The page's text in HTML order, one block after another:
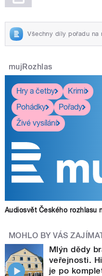
Všechny díly pořadu na
mujRozhlas
Hry a četby
Krimi
Pohádky
Pořady
Živé vysílání
Audiosvět Českého rozhlasu
MOHLO BY VÁS
Mlýn dědy
veřejnosti.
je po